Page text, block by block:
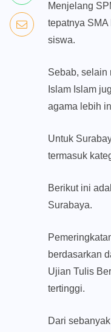
Menjelang
tepatnya
siswa.
Sebab, selain
Islam Islam
agama lebih
Untuk
termasuk
Berikut ini
Surabaya.
berdasarkan
Ujian Tulis
tertinggi.
Dari